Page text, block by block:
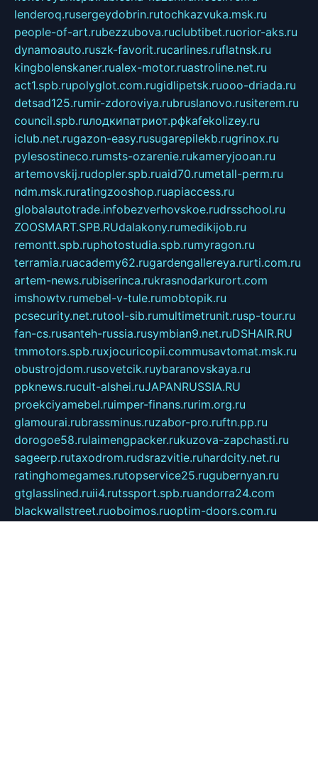
lenderoq.rusergeydobrin.rutochkazvuka.msk.ru
people-of-art.rubezzubova.ruclubtibet.ruorior-aks.ru
dynamoauto.ruszk-favorit.rucarlines.ruflatnsk.ru
kingbolenskaner.rualex-motor.ruastroline.net.ru
act1.spb.rupolyglot.com.rugidlipetsk.ruooo-driada.ru
detsad125.rumir-zdoroviya.rubruslanovo.rusiterem.ru
council.spb.ruлодкипатриот.рфkafekolizey.ru
iclub.net.rugazon-easy.rusugarepilekb.rugrinox.ru
pylesostineco.rumsts-ozarenie.rukameryjooan.ru
artemovskij.rudopler.spb.ruaid70.rumetall-perm.ru
ndm.msk.ruratingzooshop.ruapiaccess.ru
globalautotrade.infobezverhovskoe.rudrsschool.ru
ZOOSMART.SPB.RUdalakony.rumedikijob.ru
remontt.spb.ruphotostudia.spb.rumyragon.ru
terramia.ruacademy62.rugardengallereya.rurti.com.ru
artem-news.rubiserinca.rukrasnodarkurort.com
imshowtv.rumebel-v-tule.rumobtopik.ru
pcsecurity.net.rutool-sib.rumultimetrunit.rusp-tour.ru
fan-cs.rusanteh-russia.rusymbian9.net.ruDSHAIR.RU
tmmotors.spb.ruxjocuricopii.commusavtomat.msk.ru
obustrojdom.rusovetcik.ruybaranovskaya.ru
ppknews.rucult-alshei.ruJAPANRUSSIA.RU
proekciyamebel.ruimper-finans.rurim.org.ru
glamourai.rubrassminus.ruzabor-pro.ruftn.pp.ru
dorogoe58.rulaimengpacker.rukuzova-zapchasti.ru
sageerp.rutaxodrom.rudsrazvitie.ruhardcity.net.ru
ratinghomegames.rutopservice25.rugubernyan.ru
gtglasslined.ruii4.rutssport.spb.ruandorra24.com
blackwallstreet.ruoboimos.ruoptim-doors.com.ru